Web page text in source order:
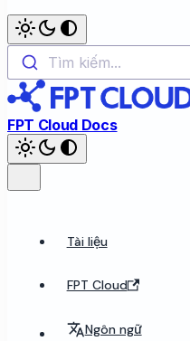
Tìm kiếm...
FPT Cloud Docs
Tài liệu
FPT Cloud
Ngôn ngữ